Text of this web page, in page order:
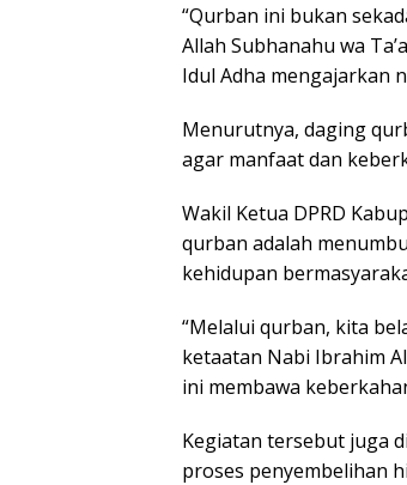
“Qurban ini bukan
Allah Subhanahu wa
Idul Adha mengajarkan
Menurutnya, daging
agar manfaat dan
Wakil Ketua DPRD
qurban adalah
kehidupan
“Melalui qurban, kita
ketaatan Nabi Ibrahim
ini membawa
Kegiatan tersebut juga
proses penyembelihan